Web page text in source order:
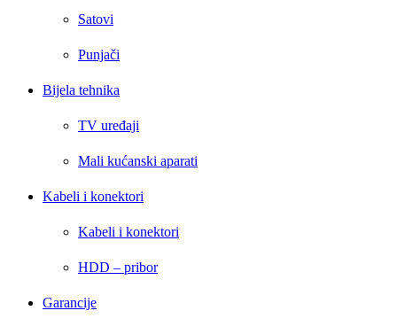
Satovi
Punjači
Bijela tehnika
TV uređaji
Mali kućanski aparati
Kabeli i konektori
Kabeli i konektori
HDD – pribor
Garancije